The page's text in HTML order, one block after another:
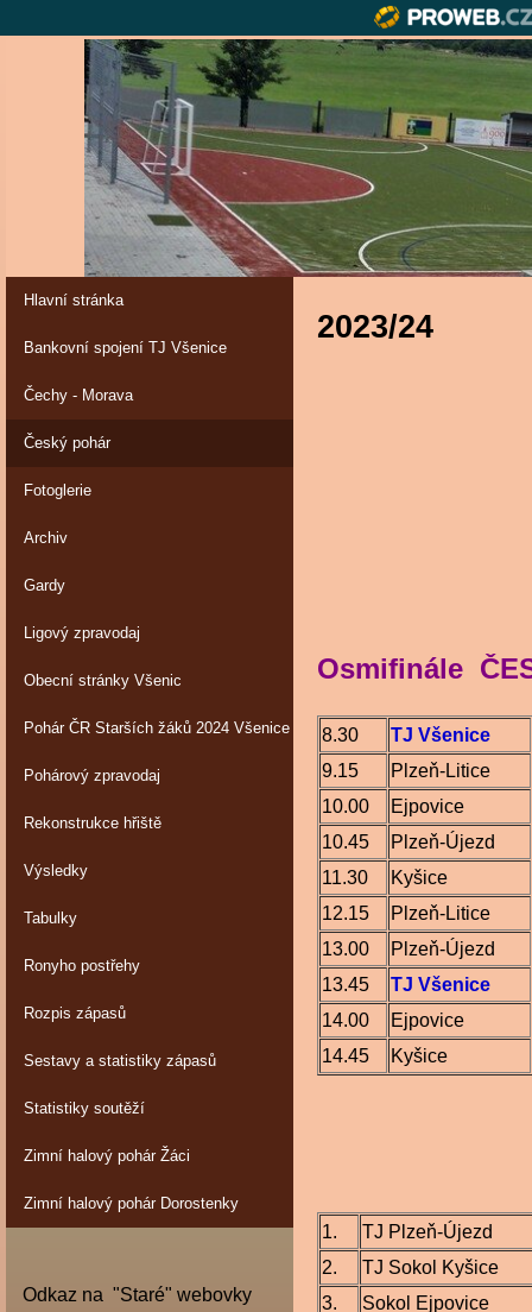
Hlavní stránka
Bankovní spojení TJ Všenice
Čechy - Morava
Český pohár
Fotoglerie
Archiv
Gardy
Ligový zpravodaj
Obecní stránky Všenic
Pohár ČR Starších žáků 2024 Všenice
Pohárový zpravodaj
Rekonstrukce hřiště
Výsledky
Tabulky
Ronyho postřehy
Rozpis zápasů
Sestavy a statistiky zápasů
Statistiky soutěží
Zimní halový pohár Žáci
Zimní halový pohár Dorostenky
Odkaz na "Staré" webovky
2023/24
Osmifinále
8.30
TJ Všenice
9.15
Plzeň-Litice
10.00
Ejpovice
10.45
Plzeň-Újezd
11.30
Kyšice
12.15
Plzeň-Litice
13.00
Plzeň-Újezd
13.45
TJ Všenice
14.00
Ejpovice
14.45
Kyšice
1.
TJ Plzeň-Újezd
2.
TJ Sokol Kyšice
3.
Sokol Ejpovice